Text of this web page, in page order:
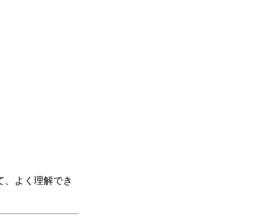
よく理解でき